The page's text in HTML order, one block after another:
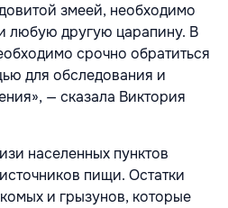
змеей, необходимо
любую другую царапину. В
срочно обратиться
для обследования и
— сказала Виктория
населенных пунктов
пищи. Остатки
и грызунов, которые